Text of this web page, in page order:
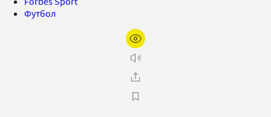
Футбол